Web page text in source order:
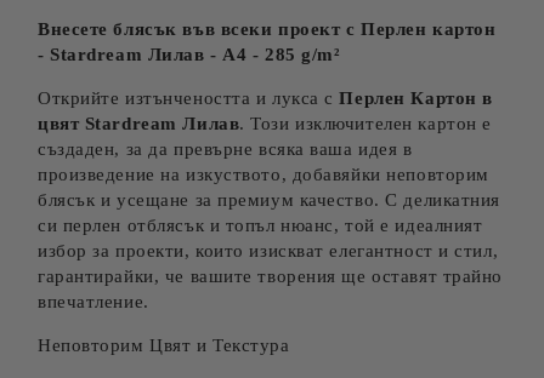
Внесете блясък във всеки проект с Перлен картон
- Stardream Лилав - A4 - 285 g/m²
Открийте изтънчеността и лукса сПерлен Картон в
цвят Stardream Лилав. Този изключителен картон е
създаден, за да превърне всяка ваша идея в
произведение на изкуството, добавяйки неповторим
блясък и усещане за премиум качество. С деликатния
си перлен отблясък и топъл нюанс, той е идеалният
избор за проекти, които изискват елегантност и стил,
гарантирайки, че вашите творения ще оставят трайно
впечатление.
Неповторим Цвят и Текстура